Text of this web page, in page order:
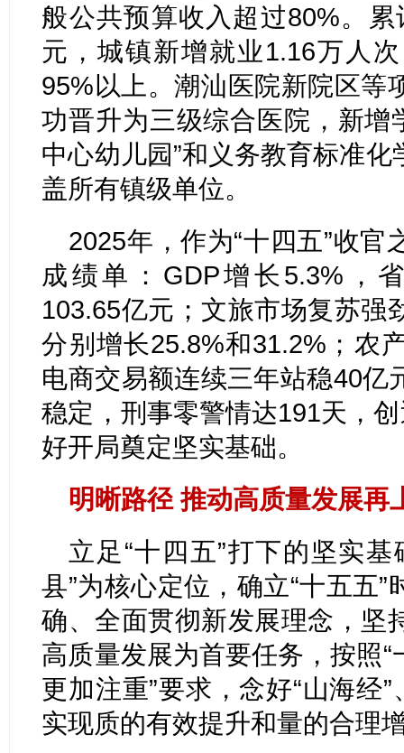
般公共预算收入超过80%。
元，城镇新增就业1.16万人
95%以上。潮汕医院新院区等
功晋升为三级综合医院，新增
中心幼儿园”和义务教育标准
盖所有镇级单位。
2025年，作为“十四五”收
成绩单：GDP增长5.3%，
103.65亿元；文旅市场复苏强
分别增长25.8%和31.2%；农
电商交易额连续三年站稳40亿
稳定，刑事零警情达191天，
好开局奠定坚实基础。
明晰路径 推动高质量发展再
立足“十四五”打下的坚实
县”为核心定位，确立“十五五
确、全面贯彻新发展理念，坚
高质量发展为首要任务，按照
更加注重”要求，念好“山海经
实现质的有效提升和量的合理